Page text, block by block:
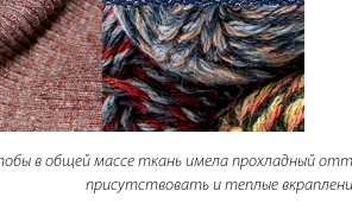
в общей массе ткань имела прохладный
присутствовать и теплые